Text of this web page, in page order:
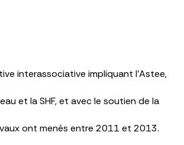
interassociative impliquant l’Astee,
et la SHF, et avec le soutien de la
ont menés entre 2011 et 2013.